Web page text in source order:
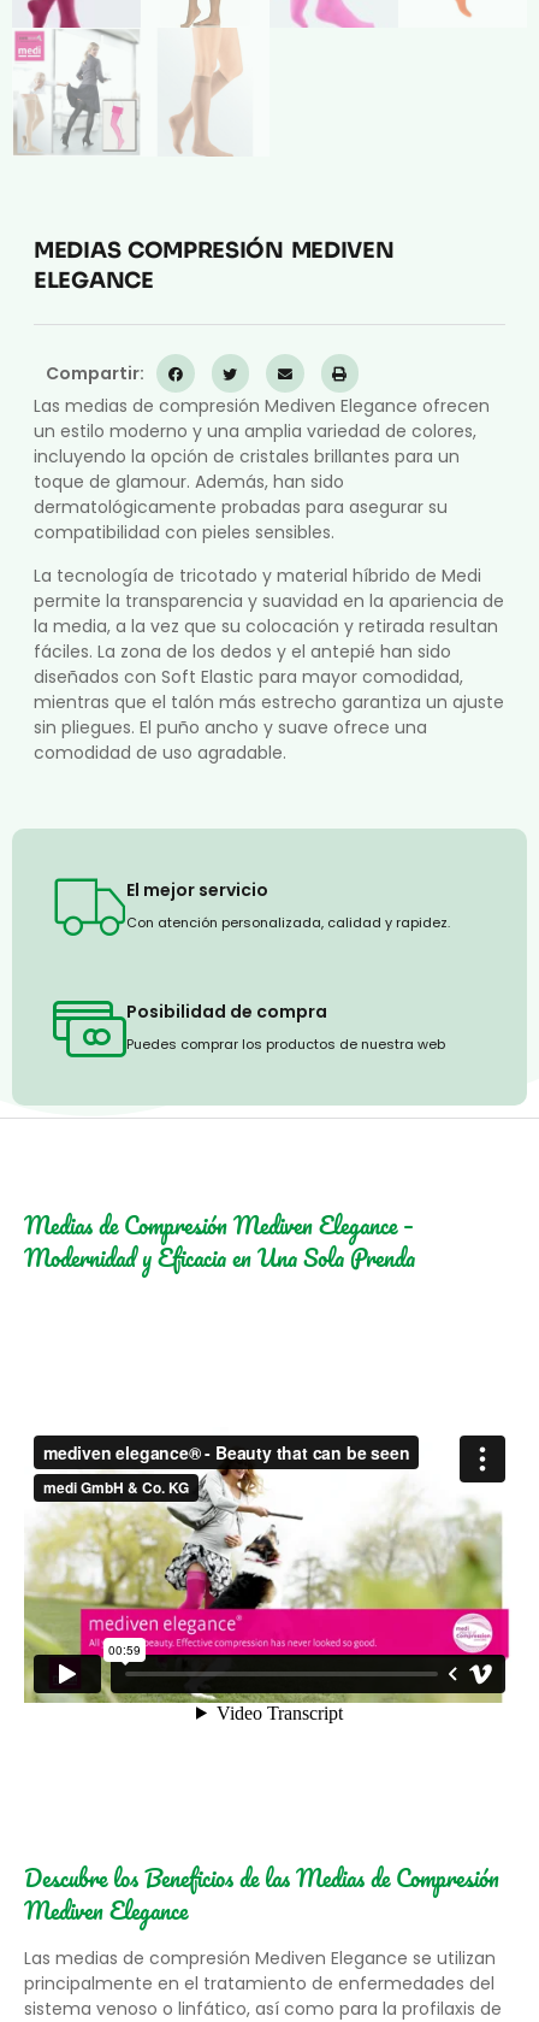
MEDIAS COMPRESIÓN MEDIVEN
ELEGANCE
Compartir:
Las medias de compresión Mediven Elegance ofrecen
un estilo moderno y una amplia variedad de colores,
incluyendo la opción de cristales brillantes para un
toque de glamour. Además, han sido
dermatológicamente probadas para asegurar su
compatibilidad con pieles sensibles.
La tecnología de tricotado y material híbrido de Medi
permite la transparencia y suavidad en la apariencia de
la media, a la vez que su colocación y retirada resultan
fáciles. La zona de los dedos y el antepié han sido
diseñados con Soft Elastic para mayor comodidad,
mientras que el talón más estrecho garantiza un ajuste
sin pliegues. El puño ancho y suave ofrece una
comodidad de uso agradable.
El mejor servicio
Con atención personalizada, calidad y rapidez.
Posibilidad de compra
Puedes comprar los productos de nuestra web
Medias de Compresión Mediven Elegance –
Modernidad y Eficacia en Una Sola Prenda
Descubre los Beneficios de las Medias de Compresión
Mediven Elegance
Las medias de compresión Mediven Elegance se utilizan
principalmente en el tratamiento de enfermedades del
sistema venoso o linfático, así como para la profilaxis de